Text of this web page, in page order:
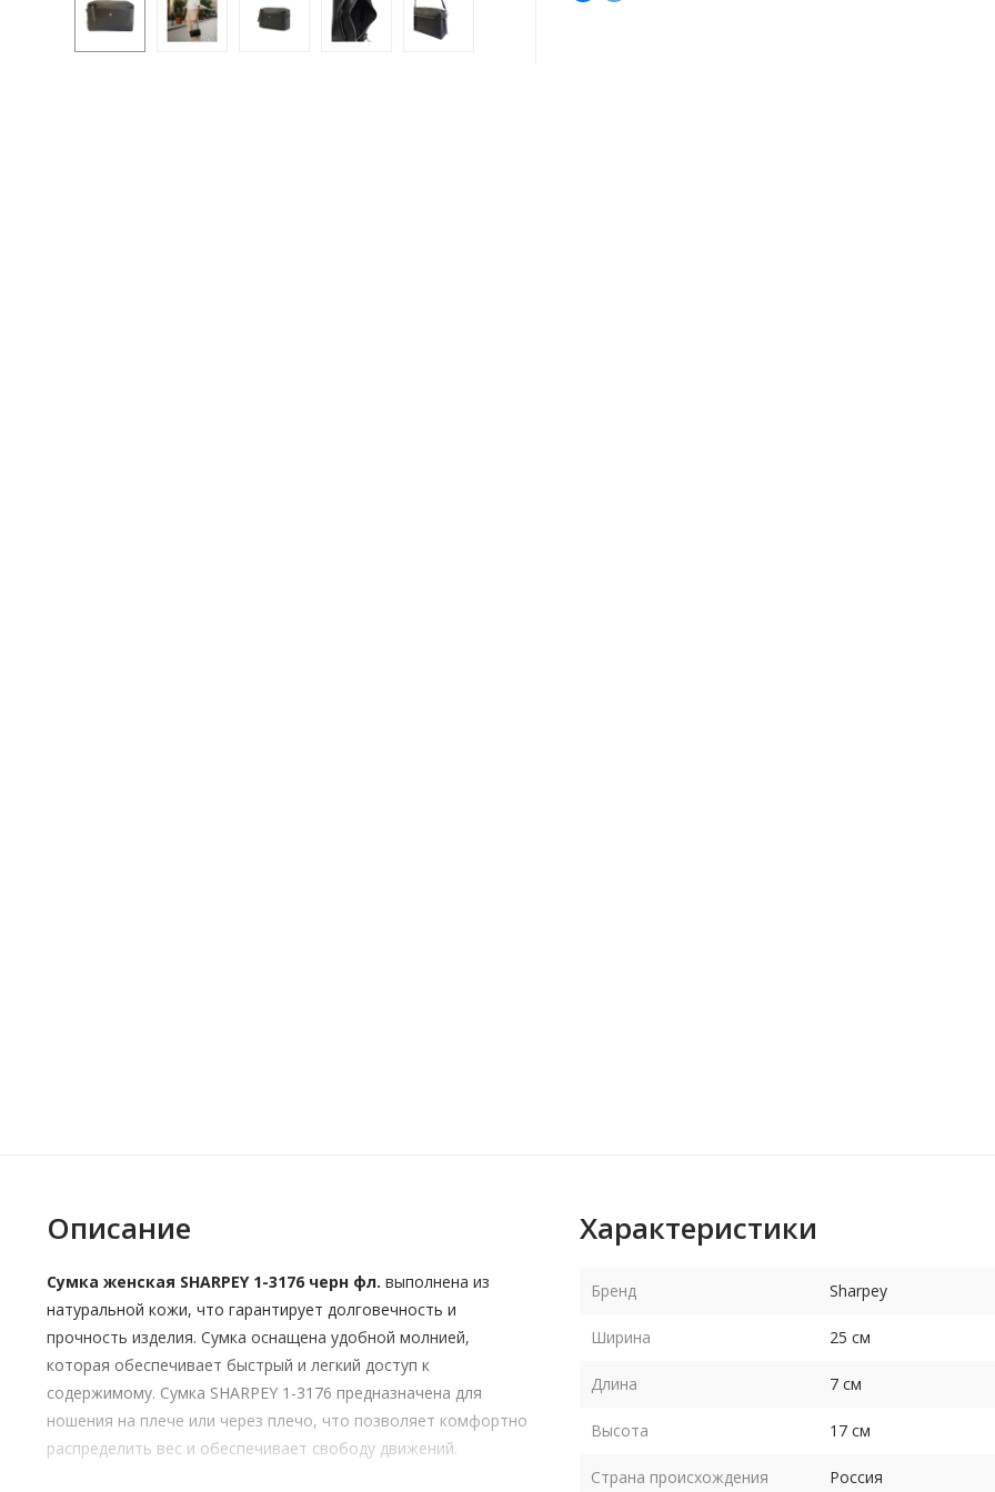
Описание
Сумка женская SHARPEY 1-3176 черн фл. выполнена из
натуральной кожи, что гарантирует долговечность и
прочность изделия. Сумка оснащена удобной молнией,
которая обеспечивает быстрый и легкий доступ к
содержимому. Сумка SHARPEY 1-3176 предназначена для
ношения на плече или через плечо, что позволяет комфортно
распределить вес и обеспечивает свободу движений.
Характеристики
Бренд Sharpey
Ширина 25 см
Длина 7 см
Высота 17 см
Страна происхождения Россия